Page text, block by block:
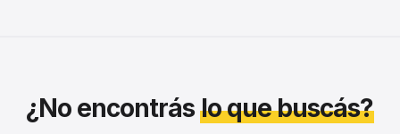
¿No encontráslo que buscás?